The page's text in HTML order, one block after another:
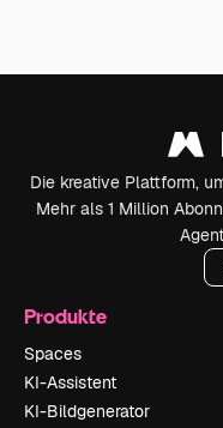
Die kreative Plattform,
Mehr als 1 Million
Produkte
Spaces
KI-Assistent
KI-Bildgenerator